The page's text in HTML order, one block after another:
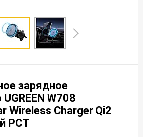
зарядное
W708
Wireless Charger Qi2
РСТ